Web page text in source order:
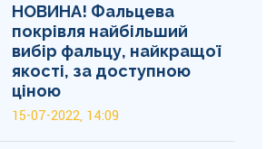
НОВИНА! Фальцева
покрівля найбільший
вибір фальцу, найкращої
якості, за доступною
ціною
15-07-2022, 14:09